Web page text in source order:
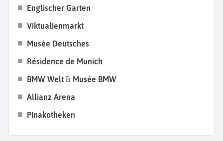
une visite de l’Allianz Arena
Bayern Munich, reconnaissable à sa façade
illuminée. Si vous hésitez sur la période, nous vous
mois d’octobre. Vous pourrez ainsi assister à
l’Oktoberfest , la fête de la bière qui attire chaque
année pas moins de 6 millions de touristes. Cela
Bavière.
Englischer Garten
Viktualienmarkt
Musée Deutsches
Résidence de Munich
BMW Welt & Musée BMW
Allianz Arena
Pinakotheken